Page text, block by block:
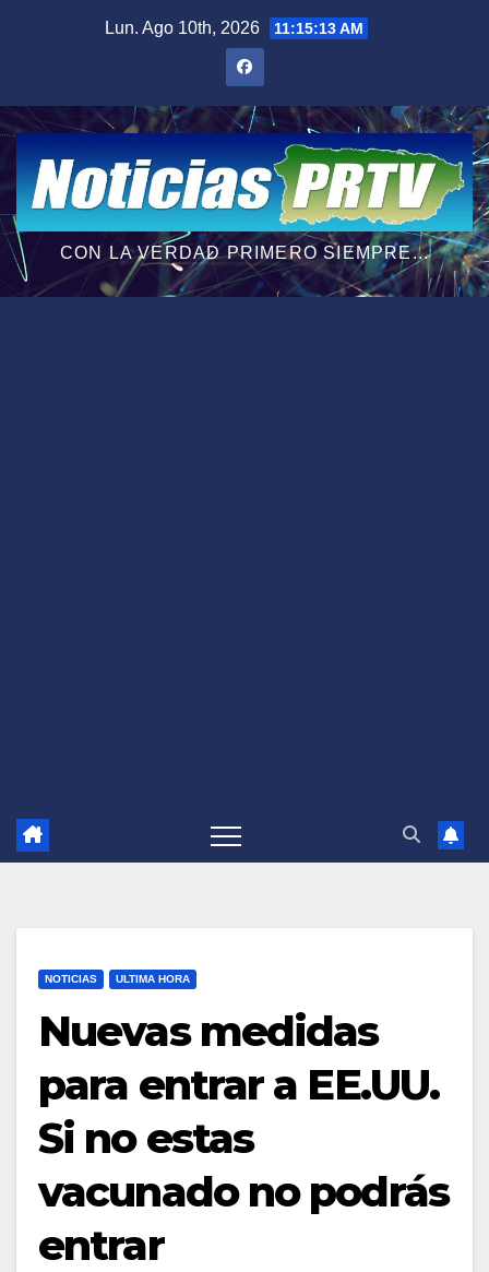
Lun. Ago 10th, 2026 11:15:14 AM
CON LA VERDAD PRIMERO SIEMPRE...
NOTICIAS ULTIMA HORA
Nuevas medidas
para entrar a EE.UU.
Si no estas
vacunado no podrás
entrar